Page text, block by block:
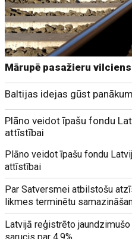
Mārupē pasažieru
Baltijas idejas gūst
Plāno veidot īpašu fondu
attīstībai
Plāno veidot īpašu fondu
attīstībai
Par Satversmei atbilstošu
likmes terminētu
Latvijā reģistrēto
sarucis par 4,9%